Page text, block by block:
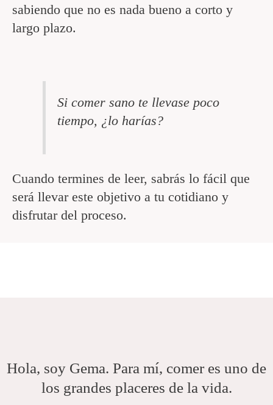
sabiendo que no es nada bueno a corto y
largo plazo.
Si comer sano te llevase poco
tiempo, ¿lo harías?
Cuando termines de leer, sabrás lo fácil que
será llevar este objetivo a tu cotidiano y
disfrutar del proceso.
Hola, soy Gema. Para mí, comer es uno de
los grandes placeres de la vida.